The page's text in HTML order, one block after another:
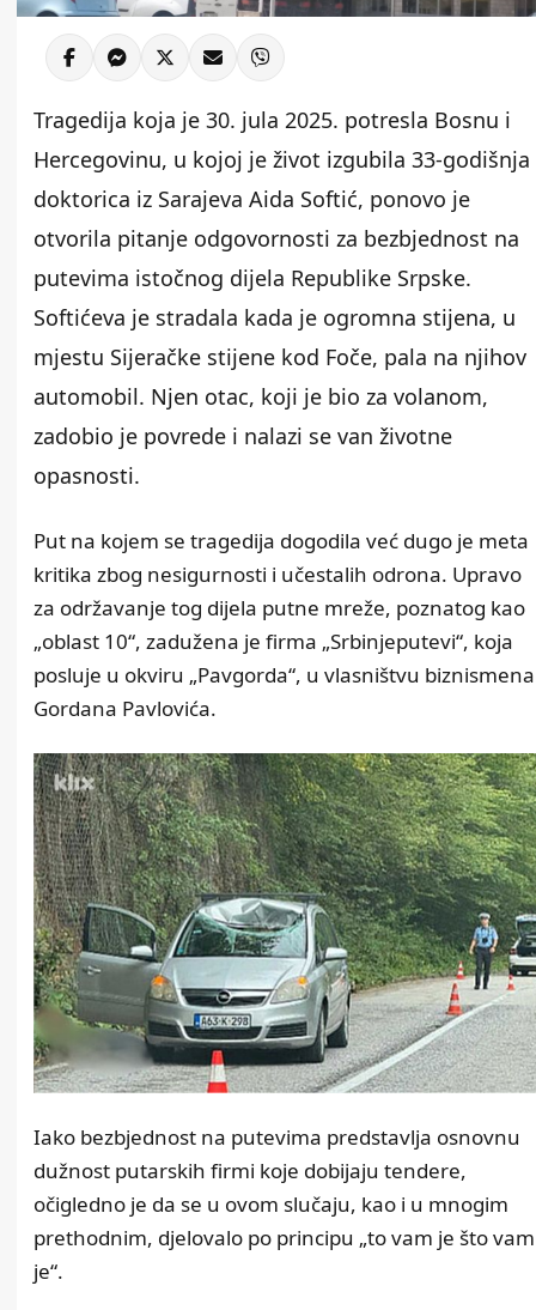
Tragedija koja je 30. jula 2025. potresla Bosnu i
Hercegovinu, u kojoj je život izgubila 33-godišnja
doktorica iz Sarajeva Aida Softić, ponovo je
otvorila pitanje odgovornosti za bezbjednost na
putevima istočnog dijela Republike Srpske.
Softićeva je stradala kada je ogromna stijena, u
mjestu Sijeračke stijene kod Foče, pala na njihov
automobil. Njen otac, koji je bio za volanom,
zadobio je povrede i nalazi se van životne
opasnosti.
Put na kojem se tragedija dogodila već dugo je meta
kritika zbog nesigurnosti i učestalih odrona. Upravo
za održavanje tog dijela putne mreže, poznatog kao
„oblast 10“, zadužena je firma „Srbinjeputevi“, koja
posluje u okviru „Pavgorda“, u vlasništvu biznismena
Gordana Pavlovića.
Iako bezbjednost na putevima predstavlja osnovnu
dužnost putarskih firmi koje dobijaju tendere,
očigledno je da se u ovom slučaju, kao i u mnogim
prethodnim, djelovalo po principu „to vam je što vam
je“.